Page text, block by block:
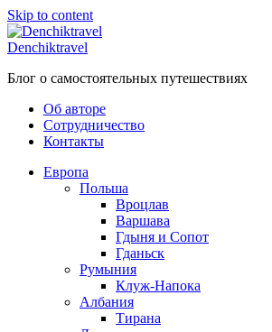
Skip to content
Denchiktravel
Блог о самостоятельных путешествиях
Об авторе
Сотрудничество
Контакты
Европа
Польша
Вроцлав
Варшава
Гдыня и Сопот
Гданьск
Румыния
Клуж-Напока
Албания
Тирана